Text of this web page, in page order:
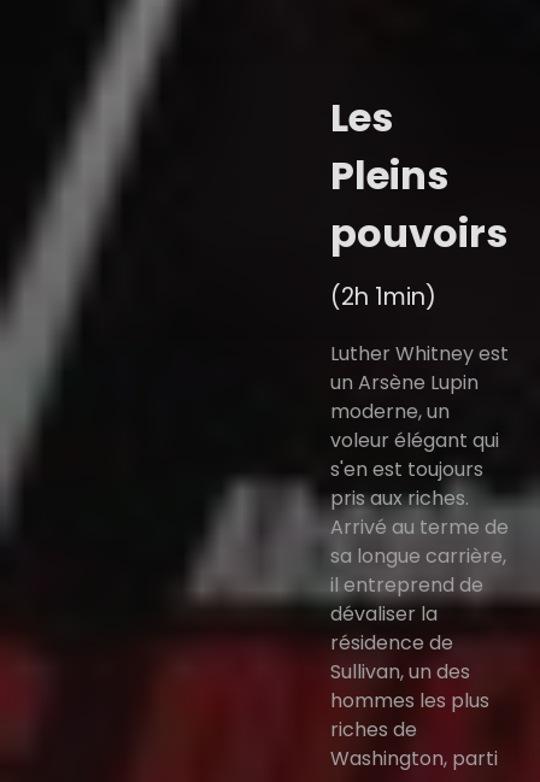
Les
Pleins
pouvoirs
(2h 1min)
Luther Whitney est
un Arsène Lupin
moderne, un
voleur élégant qui
s'en est toujours
pris aux riches.
Arrivé au terme de
sa longue carrière,
il entreprend de
dévaliser la
résidence de
Sullivan, un des
hommes les plus
riches de
Washington, parti